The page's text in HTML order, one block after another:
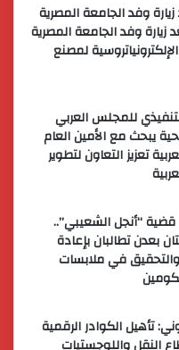
زيارة وفد الجامعة المصرية
زيارة وفد الجامعة المصرية
لمصنع
للمجلس العربي
يبحث مع الأمين العام
تعزيز التعاون لتطوير
“أنجل الشعيبي”..
بعدن تطالبان بإعادة
في ملابسات
تأهيل الكوادر الرقمية